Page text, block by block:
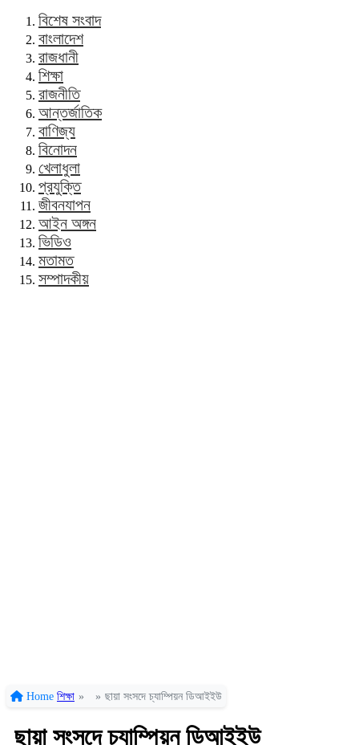
বিশেষ সংবাদ
বাংলাদেশ
রাজধানী
শিক্ষা
রাজনীতি
আন্তর্জাতিক
বাণিজ্য
বিনোদন
খেলাধুলা
প্রযুক্তি
জীবনযাপন
আইন অঙ্গন
ভিডিও
মতামত
সম্পাদকীয়
Home শিক্ষা » » ছায়া সংসদে চ্যাম্পিয়ন ডিআইইউ
ছায়া সংসদে চ্যাম্পিয়ন ডিআইইউ